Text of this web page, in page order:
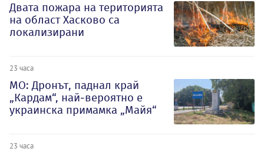
Двата пожара на територията
на област Хасково са
локализирани
23 часа
МО: Дронът, паднал край
„Кардам“, най-вероятно е
украинска примамка „Майя“
23 часа